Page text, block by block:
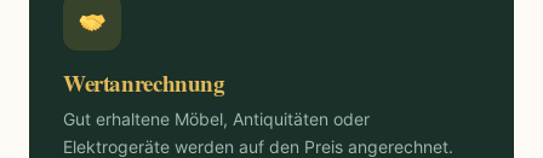
Wertanrechnung
Gut erhaltene Möbel, Antiquitäten oder
Elektrogeräte werden auf den Preis angerechnet.